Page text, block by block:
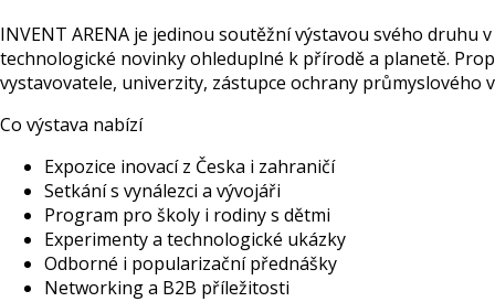
INVENT ARENA je jedinou soutěžní výstavou svého
technologické novinky ohleduplné k přírodě a planetě.
vystavovatele, univerzity, zástupce ochrany
Co výstava nabízí
Expozice inovací z Česka i zahraničí
Setkání s vynálezci a vývojáři
Program pro školy i rodiny s dětmi
Experimenty a technologické ukázky
Odborné i popularizační přednášky
Networking a B2B příležitosti